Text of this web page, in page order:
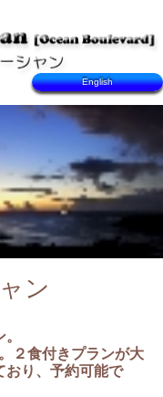
English
ン
２食付きプランが大
おり、予約可能で